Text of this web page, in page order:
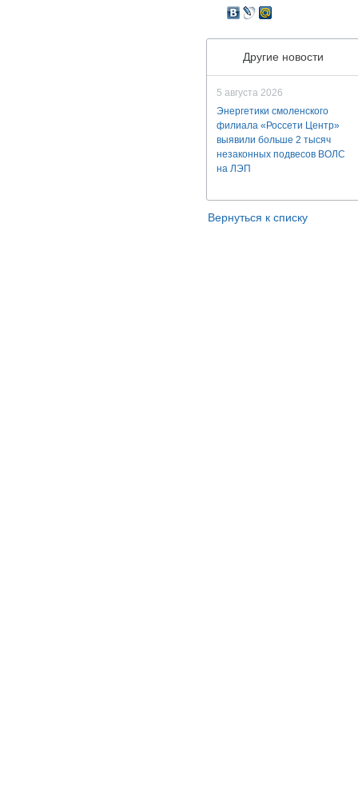
Другие новости
5 августа 2026
Энергетики смоленского
филиала «Россети Центр»
выявили больше 2 тысяч
незаконных подвесов ВОЛС
на ЛЭП
Вернуться к списку